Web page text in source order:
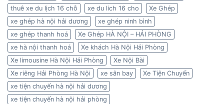
thuê xe du lịch 16 chỗ
xe du lich 16 cho
Xe Ghép
xe ghép hà nội hải dương
xe ghép ninh bình
xe ghép thanh hoá
Xe Ghép HÀ NỘI – HẢI PHÒNG
xe hà nội thanh hoá
Xe khách Hà Nội Hải Phòng
Xe limousine Hà Nội Hải Phòng
Xe Nội Bài
Xe riêng Hải Phòng Hà Nội
xe sân bay
Xe Tiện Chuyến
xe tiện chuyến hà nội hải dương
xe tiện chuyến hà nội hải phòng